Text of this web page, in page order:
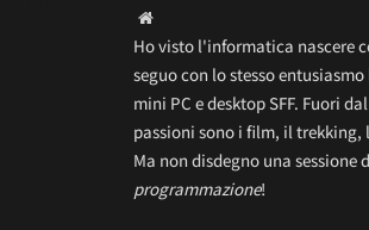
Website
Ho visto l'informatica nascere
seguo con lo stesso
mini PC e desktop SFF. Fuori
passioni sono i film, il trekking,
Ma non disdegno una sessione
programmazione!